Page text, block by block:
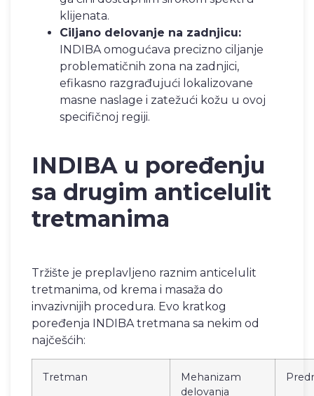
klijenata.
Ciljano delovanje na zadnjicu:
INDIBA omogućava precizno ciljanje
problematičnih zona na zadnjici,
efikasno razgrađujući lokalizovane
masne naslage i zatežući kožu u ovoj
specifičnoj regiji.
INDIBA u poređenju
sa drugim anticelulit
tretmanima
Tržište je preplavljeno raznim anticelulit
tretmanima, od krema i masaža do
invazivnijih procedura. Evo kratkog
poređenja INDIBA tretmana sa nekim od
najčešćih:
Tretman
Mehanizam
delovanja